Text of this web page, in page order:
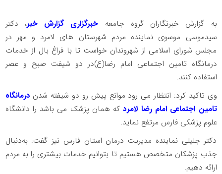
به گزارش خبرنگاران گروه جامعه خبرگزاری گزارش خبر، دکتر
سیدموسی موسوی نماینده مردم شهرستان های لامرد و مهر در
مجلس شورای اسلامی از شهروندان خواست تا با فراغ بال از خدمات
درمانگاه تامین اجتماعی امام رضا(ع)در دو شیفت صبح و‌ عصر
استفاده کنند.
وی تاکید کرد: انتظار می رود موانع پیش رو دو شیفته شدن درمانگاه
تامین اجتماعی امام رضا لامردکه همان پزشک می باشد را دانشگاه
علوم پزشکی فارس مرتفع نماید.
دکتر جلیلی نماینده مدیریت درمان استان فارس نیز گفت: به‌دنبال
جذب پزشکان متخصص هستیم تا بتوانیم خدمات بیشتری را به مردم
ارائه دهیم.